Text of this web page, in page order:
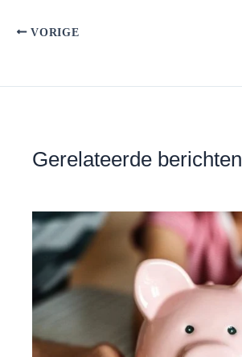
VORIGE
Gerelateerde berichten